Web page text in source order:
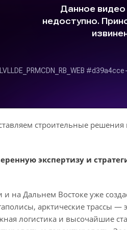
строительные
экспертизу и
на Дальнем Востоке уже
арктические
логистика и высочайшие